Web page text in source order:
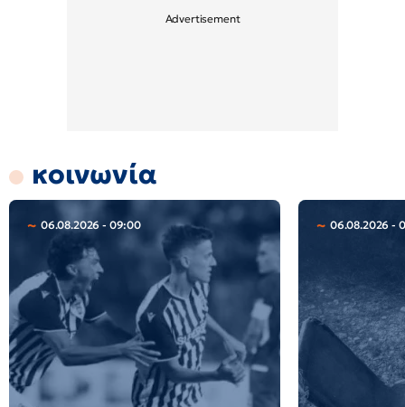
κοινωνία
06.08.2026 - 09:00 06.08.2026 -